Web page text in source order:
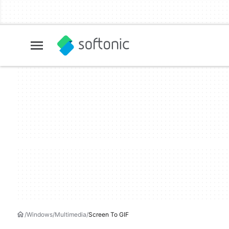
Windows Multimedia Screen To GIF